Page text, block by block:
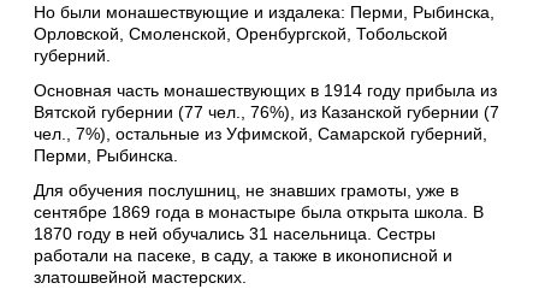
Но были монашествующие и издалека: Перми, Рыбинска,
Орловской, Смоленской, Оренбургской, Тобольской
губерний.
Основная часть монашествующих в 1914 году прибыла из
Вятской губернии (77 чел., 76%), из Казанской губернии (7
чел., 7%), остальные из Уфимской, Самарской губерний,
Перми, Рыбинска.
Для обучения послушниц, не знавших грамоты, уже в
сентябре 1869 года в монастыре была открыта школа. В
1870 году в ней обучались 31 насельница. Сестры
работали на пасеке, в саду, а также в иконописной и
златошвейной мастерских.